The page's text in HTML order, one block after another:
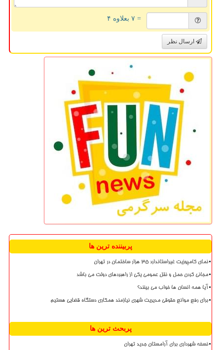
= ۷ بعلاوه ۴
ارسال نظر
پربیننده ترین ها
نمای کامپوزیت غیراستاندارد ۳۵ هزار ساختمان در تهران
مجانی کردن حمل و نقل عمومی یکی از راهبردهای دولت می باشد
آیا همه انسان ها خواب می بینند؟
برای رفع موانع حقوقی مدیریت شهری نیازمند همکاری دستگاه قضایی هستیم
پربحث ترین ها
نسخه شهرداری برای آرامستان جدید تهران